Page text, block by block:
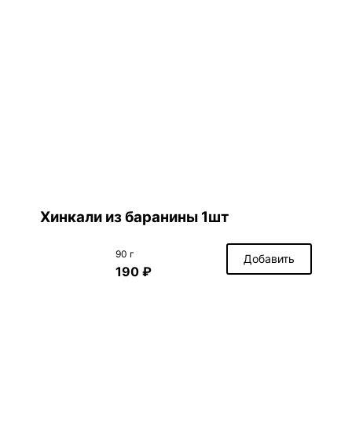
Хинкали из баранины 1шт
90 г
190 ₽
Добавить